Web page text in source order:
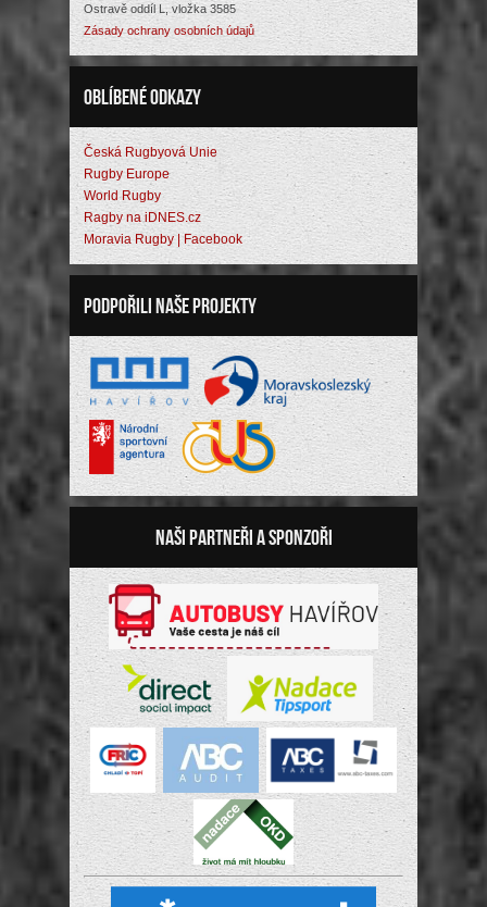
Ostravě oddíl L, vložka 3585
Zásady ochrany osobních údajů
Oblíbené odkazy
Česká Rugbyová Unie
Rugby Europe
World Rugby
Ragby na iDNES.cz
Moravia Rugby | Facebook
Podpořili naše projekty
Naši partneři a sponzoři